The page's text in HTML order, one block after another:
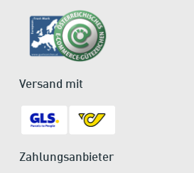
Versand mit
Zahlungsanbieter